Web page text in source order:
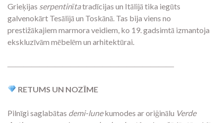
Grieķijas serpentinītatradīcijas un Itālijā tika iegūts
galvenokārt Tesālijā un Toskānā. Tas bija viens no
prestižākajiem marmora veidiem, ko 19. gadsimtā izmantoja
ekskluzīvām mēbelēm un arhitektūrai.
―――――――――――――――――――――
RETUMS UN NOZĪME
Pilnīgi saglabātas demi-lunekumodes ar oriģinālu Verde